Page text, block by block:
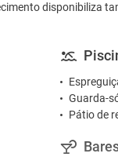
disponibiliza
Guarda-
Pátio de